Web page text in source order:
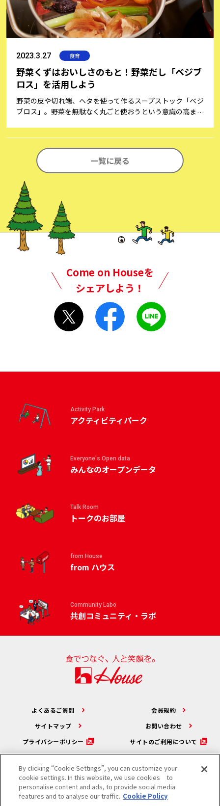
2023.3.27 食育
野菜くずはおいしさのもと！野菜だし「ベジブ
ロス」を活用しよう
野菜の皮や切れ端、ヘタを使って作るスープストック「ベジ
ブロス」。野菜を無駄なく丸ごと使おうという意識の高まり
一覧に戻る
Come on Houseを
シェアしよう！
Activity Park
アクティビティパーク
Everyone's Open data
みんなのオープンデータ
Talk Room
トークのお部屋
from House
from ハウス
Community Labo
共創コミュニティ・ラボ
よくあるご質問
会員規約
サイトマップ
お問い合わせ
プライバシーポリシー
サイトのご利用について
カモンハウスTOPへ
By clicking “Cookie Settings”, you can customize your
cookie settings. In this website, we use cookies to
personalise content and ads, to provide social media
features and to analyse our traffic. Cookie Policy